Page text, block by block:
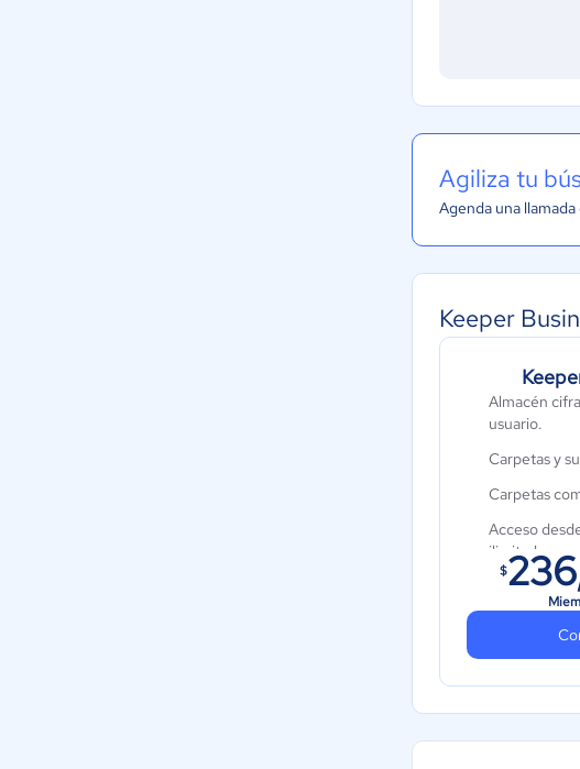
Agiliza tu
Agenda una
Keeper
Almacén
usuario.
Carpetas y
Carpetas
Acceso
ilimitados.
políticas.
Gestión de
$